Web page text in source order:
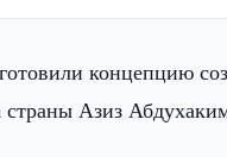
концепцию
страны Азиз